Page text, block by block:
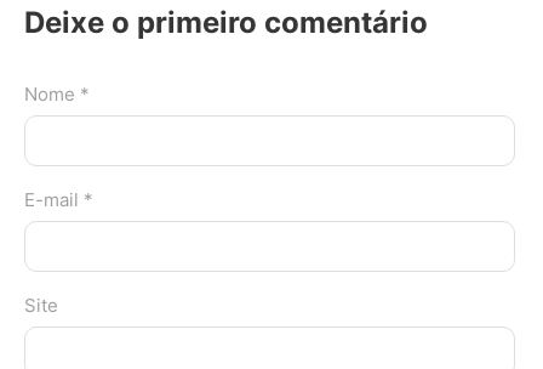
Deixe o primeiro comentário
Nome *
E-mail *
Site